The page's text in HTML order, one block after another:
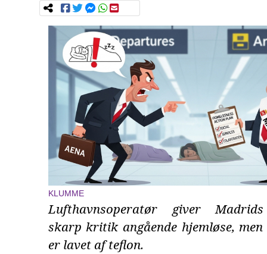
KLUMME
Lufthavnsoperatør giver
skarp kritik angående hjemløse,
er lavet af teflon.